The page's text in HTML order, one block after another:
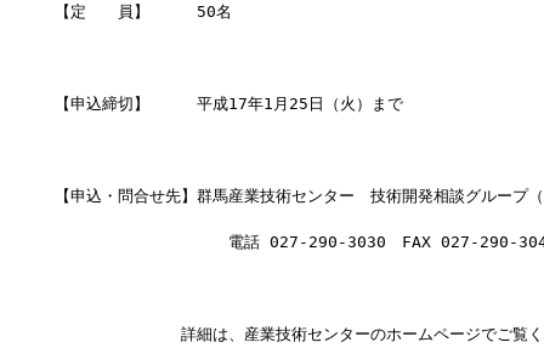
【定　　員】　　　50名
【申込締切】　　　平成17年1月25日（火）まで
【申込・問合せ先】群馬産業技術センター　技術開発相談グループ
電話 027-290-3030　FAX 027-290-
詳細は、産業技術センターのホームページでご覧く